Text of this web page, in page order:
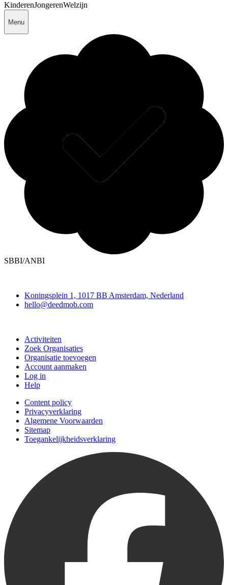
KinderenJongerenWelzijn
Menu
SBBI/ANBI
Koningsplein 1, 1017 BB Amsterdam, Nederland
hello@deedmob.com
Activiteiten
Zoek Organisaties
Organisatie toevoegen
Account aanmaken
Log in
Help
Content policy
Privacyverklaring
Algemene Voorwaarden
Sitemap
Toegankelijkheidsverklaring